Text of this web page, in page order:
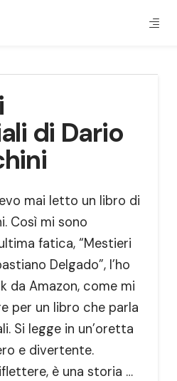
di Dario
mai letto un libro di
Così mi sono
fatica, “Mestieri
Delgado”, l’ho
da Amazon, come mi
per un libro che parla
Si legge in un’oretta
e divertente.
è una storia …